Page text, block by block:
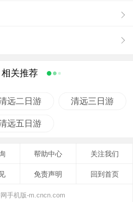
加坡和日本后第三个拥有该项目
相关推荐
远二日游 清远三日游
远五日游
帮助中心 关注我们
免责声明 回到首页
手机版-m.cncn.com